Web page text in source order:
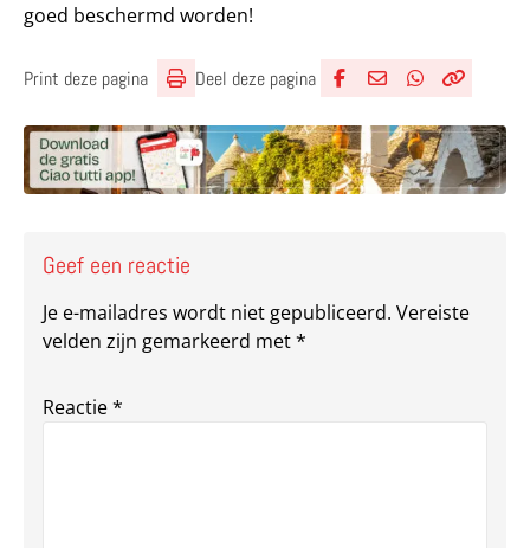
goed beschermd worden!
Print deze pagina Deel deze pagina
Geef een reactie
Je e-mailadres wordt niet gepubliceerd. Vereiste
velden zijn gemarkeerd met*
Reactie*